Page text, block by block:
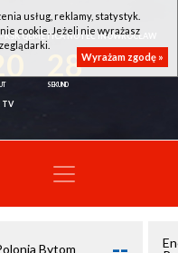
QEMETICA NOTEĆ INOWROCŁAW
28
TV
Bytom
usług, reklamy, statystyk.
cookie. Jeżeli nie wyrażasz
Wyrażam zgodę »